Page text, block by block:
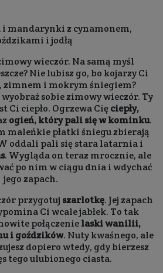
i mandarynki z cynamonem,
i jodłą
wieczór. Na samą myśl
Nie lubisz go, bo kojarzy Ci
zimnem i mokrym śniegiem?
wyobraź sobie zimowy wieczór. Ty
Ci ciepło. Ogrzewa Cięciepły,
ogień, który pali się w kominku.
maleńkie płatki śniegu zbierają
oddali pali się stara latarnia i
. Wygląda on teraz mrocznie, ale
po nim w ciągu dnia i wdychać
jego zapach.
przygotuj szarlotkę. Jej zapach
Ci wcale jabłek. To tak
połączenielaski wanilii,
i goździków. Nuty kwaśnego, ale
dopiero wtedy, gdy bierzesz
tego ulubionego ciasta.